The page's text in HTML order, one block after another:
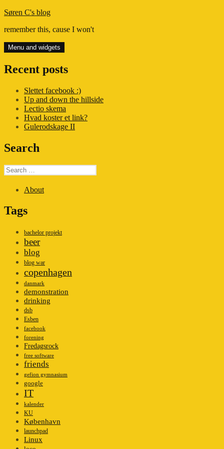
Skip
content
Søren C's blog
remember this, cause I won't
Menu and widgets
Recent posts
Slettet facebook :)
Up and down the hillside
Lectio skema
Hvad koster et link?
Gulerodskage II
Search
Search
for:
About
Tags
bachelor projekt
beer
blog
blog war
copenhagen
danmark
demonstration
drinking
dsb
Esben
facebook
forening
Fredagsrock
free software
friends
gefion gymnasium
google
IT
kalender
KU
København
launchpad
Linux